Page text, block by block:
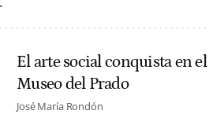
El arte social conquista en el
Museo del Prado
José María Rondón